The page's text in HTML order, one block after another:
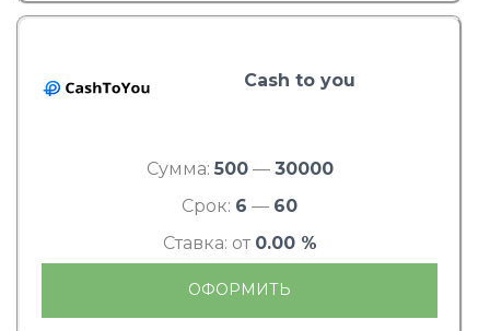
Cash to you
Сумма: 500— 30000
Срок: 6 — 60
Ставка: от 0.00 %
ОФОРМИТЬ